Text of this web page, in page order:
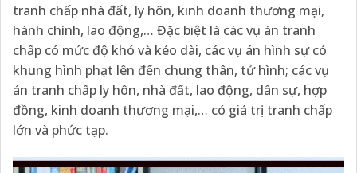
tranh chấp nhà đất, ly hôn, kinh doanh thương mại,
hành chính, lao động,… Đặc biệt là các vụ án tranh
chấp có mức độ khó và kéo dài, các vụ án hình sự có
khung hình phạt lên đến chung thân, tử hình; các vụ
án tranh chấp ly hôn, nhà đất, lao động, dân sự, hợp
đồng, kinh doanh thương mại,… có giá trị tranh chấp
lớn và phức tạp.